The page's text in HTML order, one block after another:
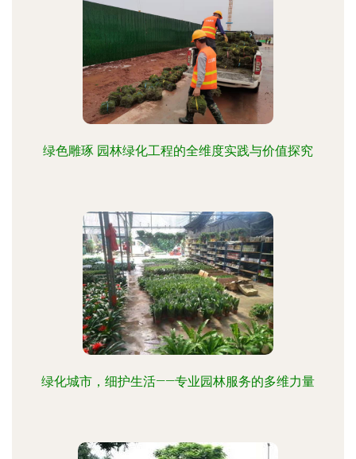
绿色雕琢 园林绿化工程的全维度实践与价值探究
绿化城市，细护生活——专业园林服务的多维力量